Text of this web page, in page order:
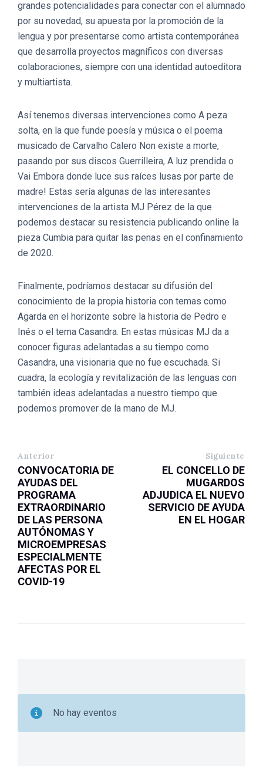
grandes potencialidades para conectar con el alumnado
por su novedad, su apuesta por la promoción de la
lengua y por presentarse como artista contemporánea
que desarrolla proyectos magníficos con diversas
colaboraciones, siempre con una identidad autoeditora
y multiartista.
Así tenemos diversas intervenciones como A peza
solta, en la que funde poesía y música o el poema
musicado de Carvalho Calero Non existe a morte,
pasando por sus discos Guerrilleira, A luz prendida o
Vai Embora donde luce sus raíces lusas por parte de
madre! Estas sería algunas de las interesantes
intervenciones de la artista MJ Pérez de la que
podemos destacar su resistencia publicando online la
pieza Cumbia para quitar las penas en el confinamiento
de 2020.
Finalmente, podríamos destacar su difusión del
conocimiento de la propia historia con temas como
Agarda en el horizonte sobre la historia de Pedro e
Inés o el tema Casandra. En estas músicas MJ da a
conocer figuras adelantadas a su tiempo como
Casandra, una visionaria que no fue escuchada. Si
cuadra, la ecología y revitalización de las lenguas con
también ideas adelantadas a nuestro tiempo que
podemos promover de la mano de MJ.
Anterior
CONVOCATORIA DE
AYUDAS DEL
PROGRAMA
EXTRAORDINARIO
DE LAS PERSONA
AUTÓNOMAS Y
MICROEMPRESAS
ESPECIALMENTE
AFECTAS POR EL
COVID-19
Siguiente
EL CONCELLO DE
MUGARDOS
ADJUDICA EL NUEVO
SERVICIO DE AYUDA
EN EL HOGAR
No hay eventos